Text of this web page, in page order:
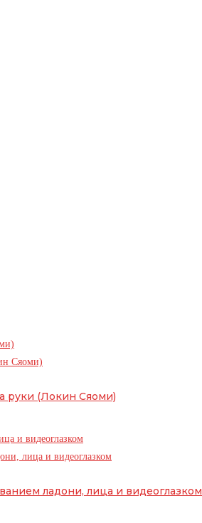
руки (Локин Сяоми)
ладони, лица и видеоглазком